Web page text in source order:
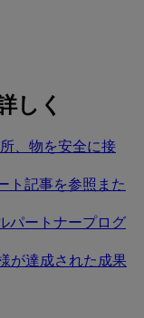
しく
、物を安全に接
ト記事を参照また
パートナープログ
が達成された成果